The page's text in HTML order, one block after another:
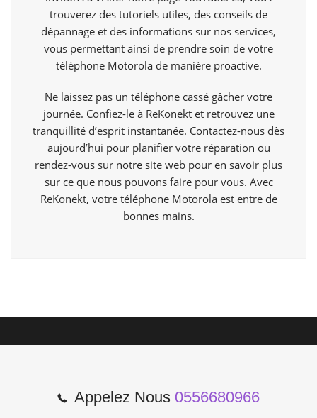
trouverez des tutoriels utiles, des conseils de
dépannage et des informations sur nos services,
vous permettant ainsi de prendre soin de votre
téléphone Motorola de manière proactive.
Ne laissez pas un téléphone cassé gâcher votre
journée. Confiez-le à ReKonekt et retrouvez une
tranquillité d’esprit instantanée. Contactez-nous dès
aujourd’hui pour planifier votre réparation ou
rendez-vous sur notre site web pour en savoir plus
sur ce que nous pouvons faire pour vous. Avec
ReKonekt, votre téléphone Motorola est entre de
bonnes mains.
Appelez Nous 0556680966